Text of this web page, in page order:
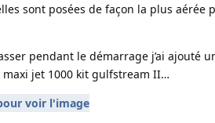
sont posées de façon la plus aérée
pendant le démarrage j’ai ajouté
maxi jet 1000 kit gulfstream II…
voir l'image